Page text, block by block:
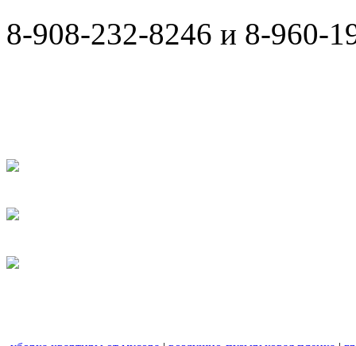
8-908-232-8246 и 8-960-